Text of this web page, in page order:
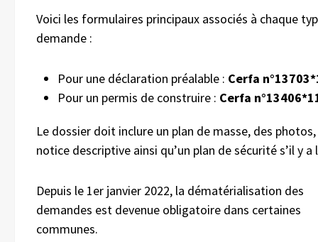
Voici les formulaires principaux associés à chaque
demande :
Pour une déclaration préalable : Cerfa
Pour un permis de construire : Cerfa
Le dossier doit inclure un plan de masse, des
notice descriptive ainsi qu’un plan de sécurité s’il y a
Depuis le 1er janvier 2022, la dématérialisation des
demandes est devenue obligatoire dans certaines
communes.